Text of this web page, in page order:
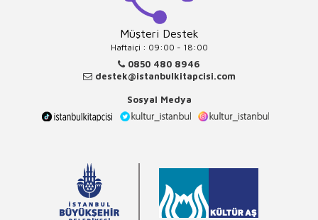
Müşteri Destek
Haftaiçi : 09:00 - 18:00
0850 480 8946
destek@istanbulkitapcisi.com
Sosyal Medya